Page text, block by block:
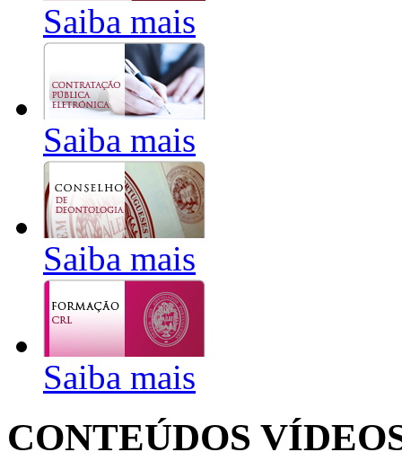
Saiba mais
Saiba mais
Saiba mais
Saiba mais
CONTEÚDOS